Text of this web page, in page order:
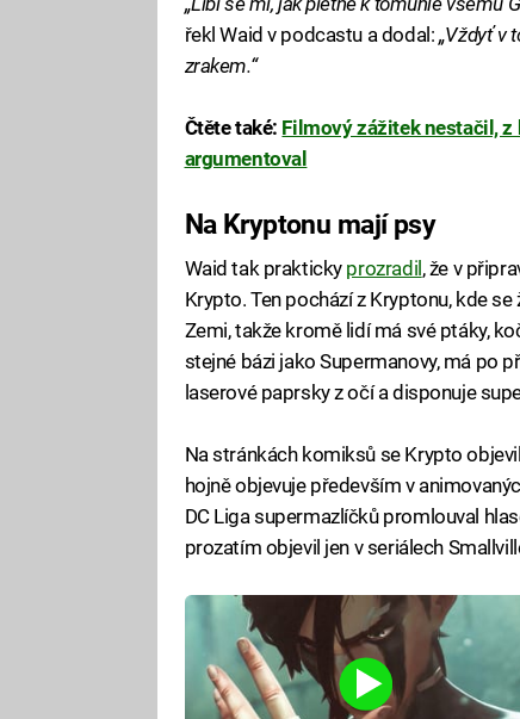
řekl Waid v podcastu a dodal: „Vždyť v
zrakem.“
Čtěte také: Filmový zážitek nestačil, z
argumentoval
Na Kryptonu mají psy
Waid tak prakticky prozradil , že v
Krypto. Ten pochází z Kryptonu, kde
Zemi, takže kromě lidí má své ptáky,
stejné bázi jako Supermanovy, má po
laserové paprsky z očí a disponuje
Na stránkách komiksů se Krypto
hojně objevuje především v
DC Liga supermazlíčků promlouval
prozatím objevil jen v seriálech